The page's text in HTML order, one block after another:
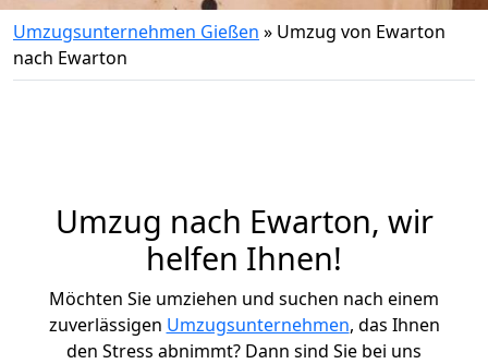
Umzugsunternehmen Gießen » Umzug von Ewarton
nach Ewarton
Umzug nach Ewarton, wir
helfen Ihnen!
Möchten Sie umziehen und suchen nach einem
zuverlässigen Umzugsunternehmen, das Ihnen
den Stress abnimmt? Dann sind Sie bei uns